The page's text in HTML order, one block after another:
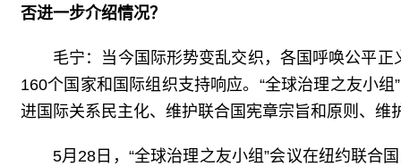
否进一步介绍情况？
毛宁：当今国际形势变乱交织，各国呼唤公平
160个国家和国际组织支持响应。“全球治理之友小
进国际关系民主化、维护联合国宪章宗旨和原则、
5月28日，“全球治理之友小组”会议在纽约联合